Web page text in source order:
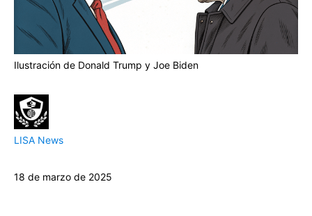
Ilustración de Donald Trump y Joe Biden
LISA News
18 de marzo de 2025